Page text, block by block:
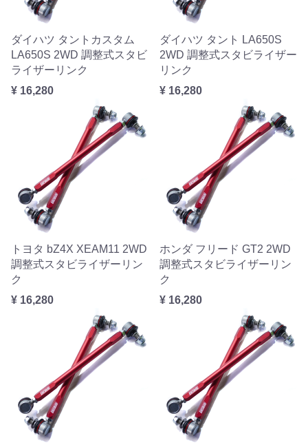
ダイハツ タントカスタム
LA650S 2WD 調整式スタビ
ライザーリンク
¥ 16,280
ダイハツ タント LA650S
2WD 調整式スタビライザー
リンク
¥ 16,280
トヨタ bZ4X XEAM11 2WD
調整式スタビライザーリン
ク
¥ 16,280
ホンダ フリード GT2 2WD
調整式スタビライザーリン
ク
¥ 16,280